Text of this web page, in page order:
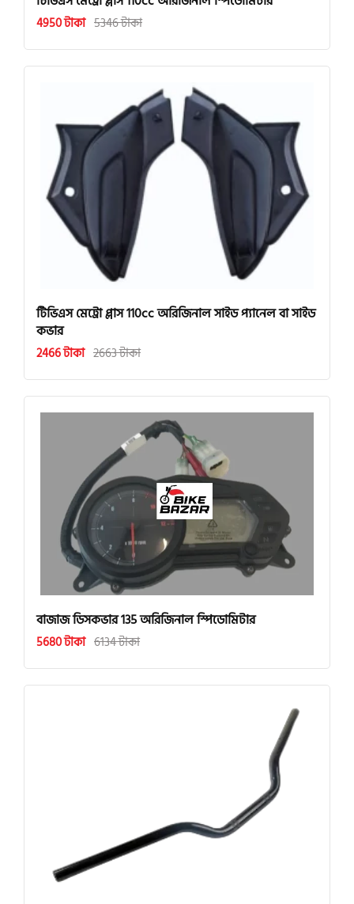
4950 টাকা 5346 টাকা
টিভিএস মেট্রো প্লাস 110cc অরিজিনাল সাইড প্যানেল বা সাইড
কভার
2466 টাকা 2663 টাকা
বাজাজ ডিসকভার 135 অরিজিনাল স্পিডোমিটার
5680 টাকা 6134 টাকা